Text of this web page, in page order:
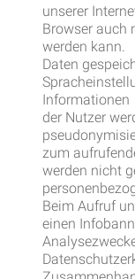
unserer
Browser auch
werden kann.
Daten
Informationen
der Nutzer
zum
werden nicht
Beim Aufruf
einen